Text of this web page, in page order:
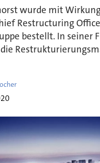
wurde mit
Restructuring
bestellt. In seiner